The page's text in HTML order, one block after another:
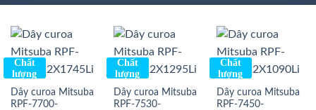
Chất
lượng
Dây curoa Mitsuba
RPF-7700-
Chất
lượng
Dây curoa Mitsuba
RPF-7530-
Chất
lượng
Dây curoa Mitsuba
RPF-7450-